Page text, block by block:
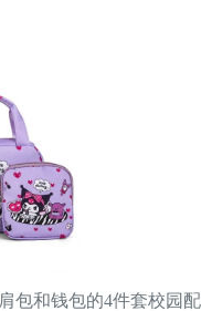
包和钱包的4件套校园配